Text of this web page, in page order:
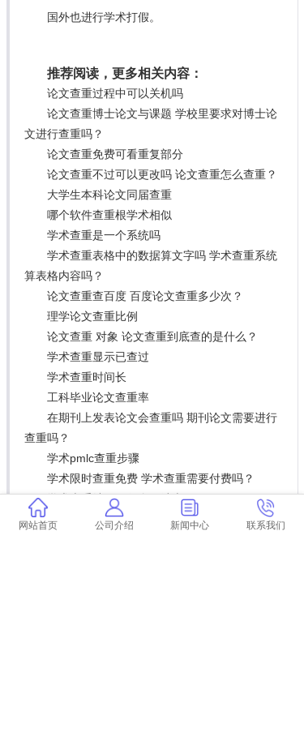
国外也进行学术打假。
推荐阅读，更多相关内容：
论文查重过程中可以关机吗
论文查重博士论文与课题 学校里要求对博士论
文进行查重吗？
论文查重免费可看重复部分
论文查重不过可以更改吗 论文查重怎么查重？
大学生本科论文同届查重
哪个软件查重根学术相似
学术查重是一个系统吗
学术查重表格中的数据算文字吗 学术查重系统
算表格内容吗？
论文查重查百度 百度论文查重多少次？
理学论文查重比例
论文查重 对象 论文查重到底查的是什么？
学术查重显示已查过
学术查重时间长
工科毕业论文查重率
在期刊上发表论文会查重吗 期刊论文需要进行
查重吗？
学术pmlc查重步骤
学术限时查重免费 学术查重需要付费吗？
学术查重结果用哪个网站查
学术查重比自己高还是低
网站首页 公司介绍 新闻中心 联系我们